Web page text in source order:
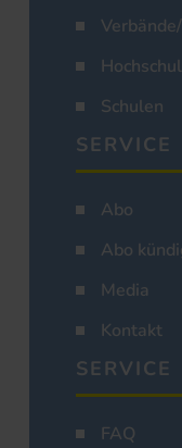
Schulen
SERVICE
Abo
Abo
Media
Kontakt
SERVICE
FAQ